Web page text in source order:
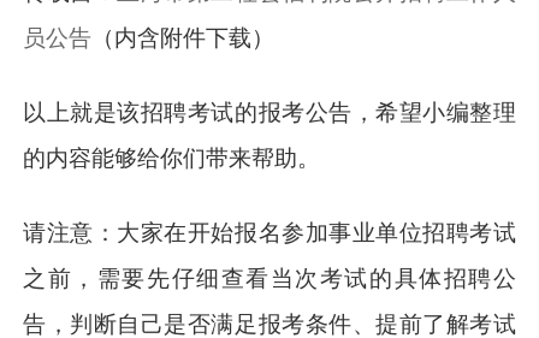
员公告 （内含附件下载）
以上就是该招聘考试的报考公告，希望小编整理
的内容能够给你们带来帮助。
请注意：大家在开始报名参加事业单位招聘考试
之前，需要先仔细查看当次考试的具体招聘公
告，判断自己是否满足报考条件、提前了解考试